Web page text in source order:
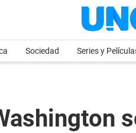
Sociedad Series y